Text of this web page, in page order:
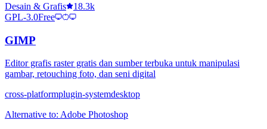
Desain & Grafis
18.3k
GPL-3.0Free
GIMP
Editor grafis raster gratis dan sumber terbuka untuk manipulasi
gambar, retouching foto, dan seni digital
cross-platformplugin-systemdesktop
Alternative to: Adobe Photoshop